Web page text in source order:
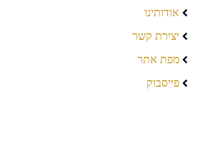
אודותינו
יצירת קשר
מפת אתר
פייסבוק